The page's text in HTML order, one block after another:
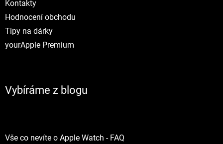
Kontakty
Hodnocení obchodu
Tipy na dárky
yourApple Premium
Vybíráme z blogu
Vše co nevíte o Apple Watch - FAQ